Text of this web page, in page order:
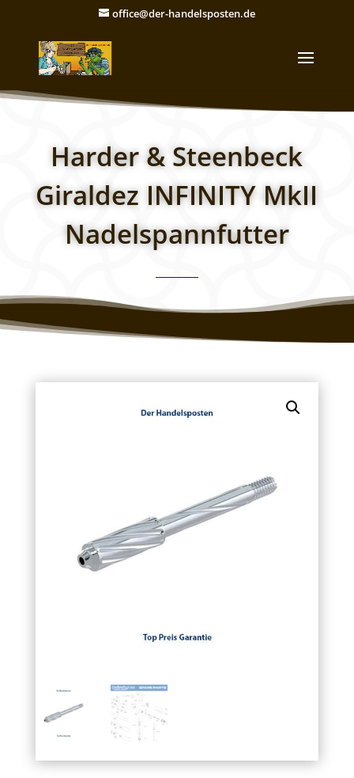
office@der-handelsposten.de
Harder & Steenbeck
Giraldez INFINITY MkII
Nadelspannfutter